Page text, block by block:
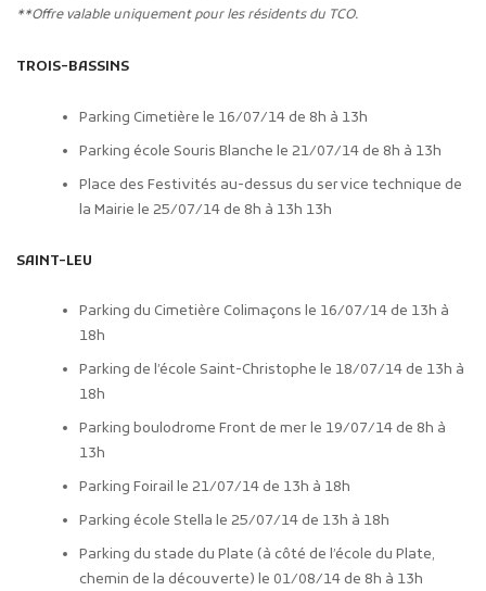
**Offre valable uniquement pour les résidents du TCO.
TROIS-BASSINS
Parking Cimetière le 16/07/14 de 8h à 13h
Parking école Souris Blanche le 21/07/14 de 8h à 13h
Place des Festivités au-dessus du service technique de
la Mairie le 25/07/14 de 8h à 13h 13h
SAINT-LEU
Parking du Cimetière Colimaçons le 16/07/14 de 13h à
18h
Parking de l’école Saint-Christophe le 18/07/14 de 13h à
18h
Parking boulodrome Front de mer le 19/07/14 de 8h à
13h
Parking Foirail le 21/07/14 de 13h à 18h
Parking école Stella le 25/07/14 de 13h à 18h
Parking du stade du Plate (à côté de l’école du Plate,
chemin de la découverte) le 01/08/14 de 8h à 13h